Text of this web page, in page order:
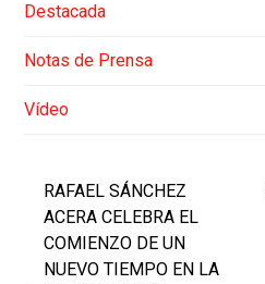
Destacada
Notas de Prensa
Vídeo
RAFAEL SÁNCHEZ
ACERA CELEBRA EL
COMIENZO DE UN
NUEVO TIEMPO EN LA